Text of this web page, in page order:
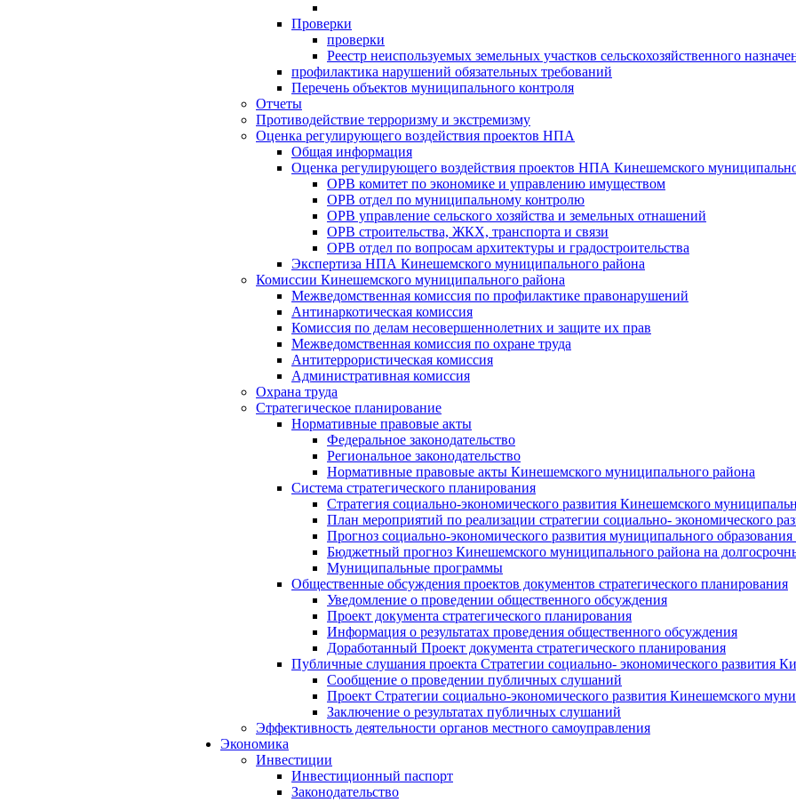
Проверки
проверки
Реестр неиспользуемых земельных участков сельскохозяйственного
профилактика нарушений обязательных требований
Перечень объектов муниципального контроля
Отчеты
Противодействие терроризму и экстремизму
Оценка регулирующего воздействия проектов НПА
Общая информация
Оценка регулирующего воздействия проектов НПА Кинешемского
ОРВ комитет по экономике и управлению имуществом
ОРВ отдел по муниципальному контролю
ОРВ управление сельского хозяйства и земельных отнашений
ОРВ строительства, ЖКХ, транспорта и связи
ОРВ отдел по вопросам архитектуры и градостроительства
Экспертиза НПА Кинешемского муниципального района
Комиссии Кинешемского муниципального района
Межведомственная комиссия по профилактике правонарушений
Антинаркотическая комиссия
Комиссия по делам несовершеннолетних и защите их прав
Межведомственная комиссия по охране труда
Антитеррористическая комиссия
Административная комиссия
Охрана труда
Стратегическое планирование
Нормативные правовые акты
Федеральное законодательство
Региональное законодательство
Нормативные правовые акты Кинешемского муниципального района
Система стратегического планирования
Стратегия социально-экономического развития Кинешемского
План мероприятий по реализации стратегии социально- экономического
Прогноз социально-экономического развития муниципального
Бюджетный прогноз Кинешемского муниципального района на
Муниципальные программы
Общественные обсуждения проектов документов стратегического планирования
Уведомление о проведении общественного обсуждения
Проект документа стратегического планирования
Информация о результатах проведения общественного обсуждения
Доработанный Проект документа стратегического планирования
Публичные слушания проекта Стратегии социально- экономического развития
Сообщение о проведении публичных слушаний
Проект Стратегии социально-экономического развития Кинешемского
Заключение о результатах публичных слушаний
Эффективность деятельности органов местного самоуправления
Экономика
Инвестиции
Инвестиционный паспорт
Законодательство